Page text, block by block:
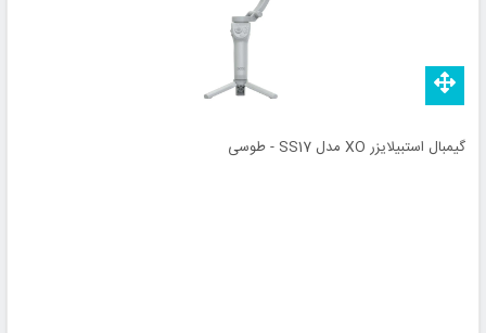
گیمبال استبیلایزر XO مدل SS17 - طوسی